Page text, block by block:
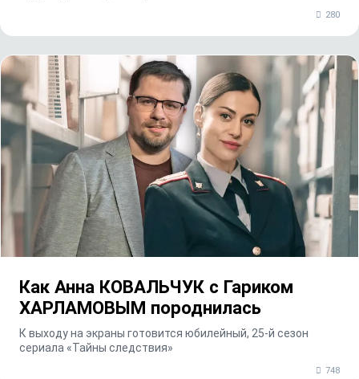
280
Как Анна КОВАЛЬЧУК с Гариком
ХАРЛАМОВЫМ породнилась
К выходу на экраны готовится юбилейный, 25-й сезон
сериала «Тайны следствия»
748